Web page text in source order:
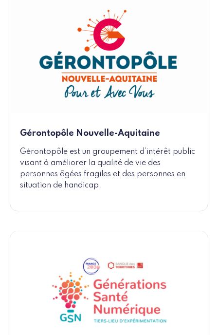
Gérontopôle Nouvelle-Aquitaine
Gérontopôle est un groupement d’intérêt public
visant à améliorer la qualité de vie des
personnes âgées fragiles et des personnes en
situation de handicap.